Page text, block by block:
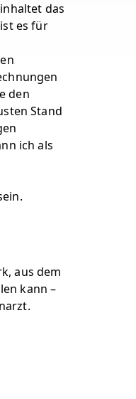
das
es für
den
Stand
ich als
aus dem
kann –